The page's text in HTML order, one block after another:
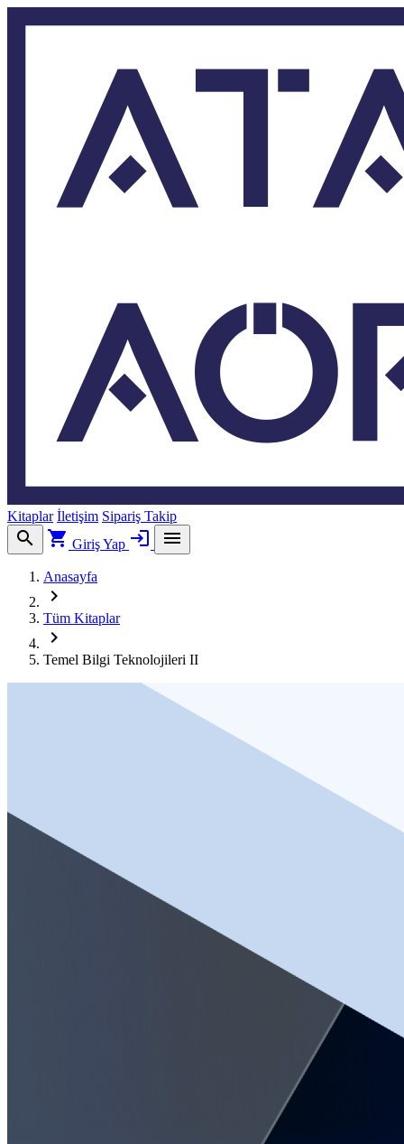
Kitaplar İletişim Sipariş Takip
search shopping_cart Giriş Yap login menu
Anasayfa
chevron_right
Tüm Kitaplar
chevron_right
Temel Bilgi Teknolojileri II